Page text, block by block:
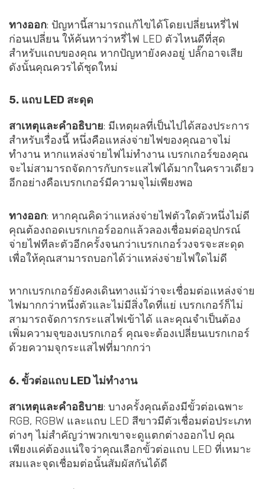
ทางออก: ปัญหานี้สามารถแก้ไขได้โดยเปลี่ยนหรี่ไฟ
ก่อนเปลี่ยน ให้ค้นหาว่าหรี่ไฟ LED ตัวไหนดีที่สุด
สำหรับแถบของคุณ หากปัญหายังคงอยู่ ปลั๊กอาจเสีย
ดังนั้นคุณควรได้ชุดใหม่
5. แถบ LED สะดุด
สาเหตุและคำอธิบาย: มีเหตุผลที่เป็นไปได้สองประการ
สำหรับเรื่องนี้ หนึ่งคือแหล่งจ่ายไฟของคุณอาจไม่
ทำงาน หากแหล่งจ่ายไฟไม่ทำงาน เบรกเกอร์ของคุณ
จะไม่สามารถจัดการกับกระแสไฟได้มากในคราวเดียว
อีกอย่างคือเบรกเกอร์มีความจุไม่เพียงพอ
ทางออก: หากคุณคิดว่าแหล่งจ่ายไฟตัวใดตัวหนึ่งไม่ดี
คุณต้องถอดเบรกเกอร์ออกแล้วลองเชื่อมต่ออุปกรณ์
จ่ายไฟทีละตัวอีกครั้งจนกว่าเบรกเกอร์วงจรจะสะดุด
เพื่อให้คุณสามารถบอกได้ว่าแหล่งจ่ายไฟใดไม่ดี
หากเบรกเกอร์ยังคงเดินทางแม้ว่าจะเชื่อมต่อแหล่งจ่าย
ไฟมากกว่าหนึ่งตัวและไม่มีสิ่งใดที่แย่ เบรกเกอร์ก็ไม่
สามารถจัดการกระแสไฟเข้าได้ และคุณจำเป็นต้อง
เพิ่มความจุของเบรกเกอร์ คุณจะต้องเปลี่ยนเบรกเกอร์
ด้วยความจุกระแสไฟที่มากกว่า
6. ขั้วต่อแถบ LED ไม่ทำงาน
สาเหตุและคำอธิบาย: บางครั้งคุณต้องมีขั้วต่อเฉพาะ
RGB, RGBW และแถบ LED สีขาวมีตัวเชื่อมต่อประเภท
ต่างๆ ไม่สำคัญว่าพวกเขาจะดูแตกต่างออกไป คุณ
เพียงแค่ต้องแน่ใจว่าคุณเลือกขั้วต่อแถบ LED ที่เหมาะ
สมและจุดเชื่อมต่อนั้นสัมผัสกันได้ดี